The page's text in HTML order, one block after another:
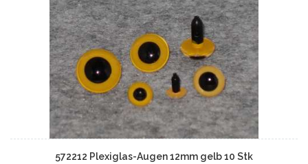
572212 Plexiglas-Augen 12mm gelb 10 Stk